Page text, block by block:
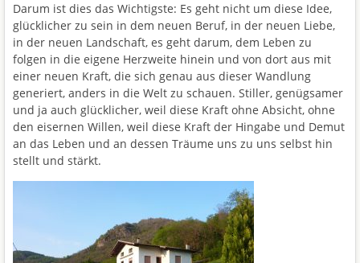
Darum ist dies das Wichtigste: Es geht nicht um diese Idee,
glücklicher zu sein in dem neuen Beruf, in der neuen Liebe,
in der neuen Landschaft, es geht darum, dem Leben zu
folgen in die eigene Herzweite hinein und von dort aus mit
einer neuen Kraft, die sich genau aus dieser Wandlung
generiert, anders in die Welt zu schauen. Stiller, genügsamer
und ja auch glücklicher, weil diese Kraft ohne Absicht, ohne
den eisernen Willen, weil diese Kraft der Hingabe und Demut
an das Leben und an dessen Träume uns zu uns selbst hin
stellt und stärkt.